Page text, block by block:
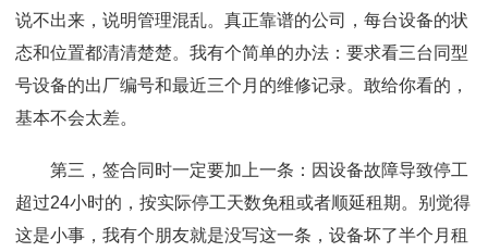
说不出来，说明管理混乱。真正靠谱的公司，每台设备的状
态和位置都清清楚楚。我有个简单的办法：要求看三台同型
号设备的出厂编号和最近三个月的维修记录。敢给你看的，
基本不会太差。
第三，签合同时一定要加上一条：因设备故障导致停工
超过24小时的，按实际停工天数免租或者顺延租期。别觉得
这是小事，我有个朋友就是没写这一条，设备坏了半个月租